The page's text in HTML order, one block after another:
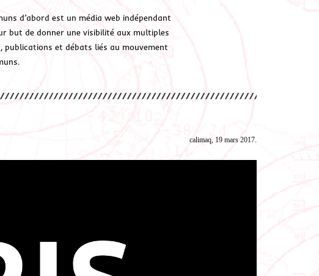
d’abord est un média web indépendant
but de donner une visibilité aux multiples
publications et débats liés au mouvement
calimaq, 19 mars 2017.